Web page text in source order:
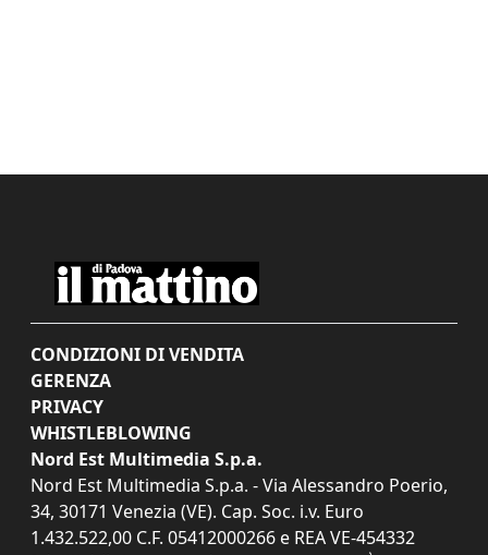
CONDIZIONI DI VENDITA
GERENZA
PRIVACY
WHISTLEBLOWING
Nord Est Multimedia S.p.a.
Nord Est Multimedia S.p.a. - Via Alessandro Poerio,
34, 30171 Venezia (VE). Cap. Soc. i.v. Euro
1.432.522,00 C.F. 05412000266 e REA VE-454332